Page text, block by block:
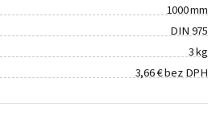
1000 mm
DIN 975
3 kg
3,66 € bez DPH